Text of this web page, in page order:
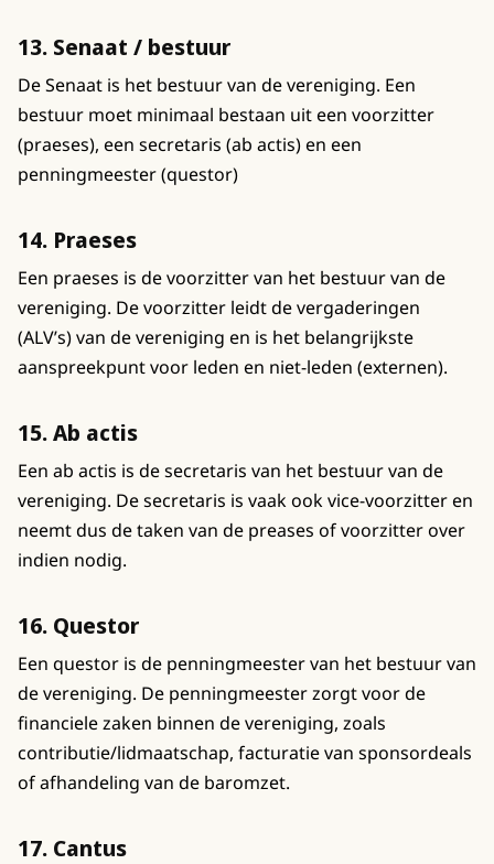
13. Senaat / bestuur
De Senaat is het bestuur van de vereniging. Een
bestuur moet minimaal bestaan uit een voorzitter
(praeses), een secretaris (ab actis) en een
penningmeester (questor)
14. Praeses
Een praeses is de voorzitter van het bestuur van de
vereniging. De voorzitter leidt de vergaderingen
(ALV’s) van de vereniging en is het belangrijkste
aanspreekpunt voor leden en niet-leden (externen).
15. Ab actis
Een ab actis is de secretaris van het bestuur van de
vereniging. De secretaris is vaak ook vice-voorzitter en
neemt dus de taken van de preases of voorzitter over
indien nodig.
16. Questor
Een questor is de penningmeester van het bestuur van
de vereniging. De penningmeester zorgt voor de
financiele zaken binnen de vereniging, zoals
contributie/lidmaatschap, facturatie van sponsordeals
of afhandeling van de baromzet.
17. Cantus